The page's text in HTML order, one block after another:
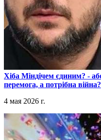
​Хіба Міндічем єдиним? -
перемога, а потрібна війна?
4 мая 2026 г.